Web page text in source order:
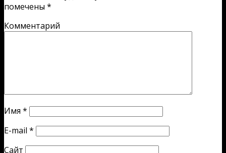
помечены *
Комментарий
Имя *
E-mail *
Сайт